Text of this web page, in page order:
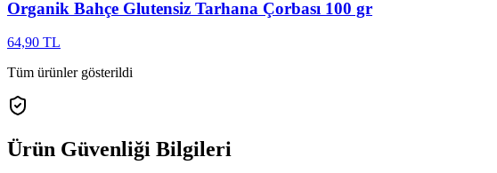
Organik Bahçe Glutensiz Tarhana Çorbası 100 gr
64,90 TL
Tüm ürünler gösterildi
Ürün Güvenliği Bilgileri